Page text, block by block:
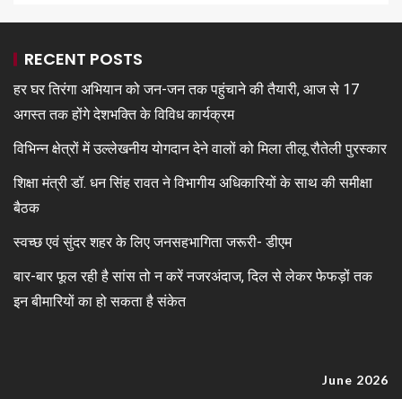
RECENT POSTS
हर घर तिरंगा अभियान को जन-जन तक पहुंचाने की तैयारी, आज से 17
अगस्त तक होंगे देशभक्ति के विविध कार्यक्रम
विभिन्न क्षेत्रों में उल्लेखनीय योगदान देने वालों को मिला तीलू रौतेली पुरस्कार
शिक्षा मंत्री डॉ. धन सिंह रावत ने विभागीय अधिकारियों के साथ की समीक्षा
बैठक
स्वच्छ एवं सुंदर शहर के लिए जनसहभागिता जरूरी- डीएम
बार-बार फूल रही है सांस तो न करें नजरअंदाज, दिल से लेकर फेफड़ों तक
इन बीमारियों का हो सकता है संकेत
June 2026